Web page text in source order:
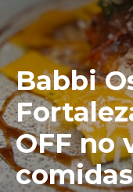
Babbi
OFF no